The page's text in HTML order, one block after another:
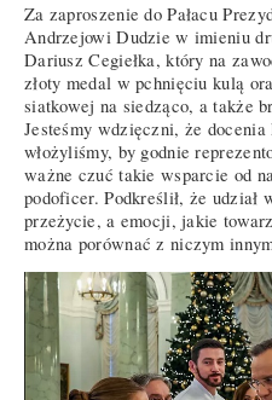
Za zaproszenie do Pałacu
Andrzejowi Dudzie w imieniu
Dariusz Cegiełka, który na
złoty medal w pchnięciu kulą
siatkowej na siedząco, a także
Jesteśmy wdzięczni, że
włożyliśmy, by godnie
ważne czuć takie wsparcie od
podoficer. Podkreślił, że
przeżycie, a emocji, jakie
można porównać z niczym